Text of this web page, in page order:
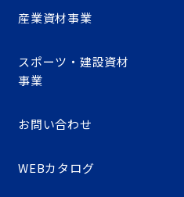
産業資材事業
スポーツ・建設資材
事業
お問い合わせ
WEBカタログ